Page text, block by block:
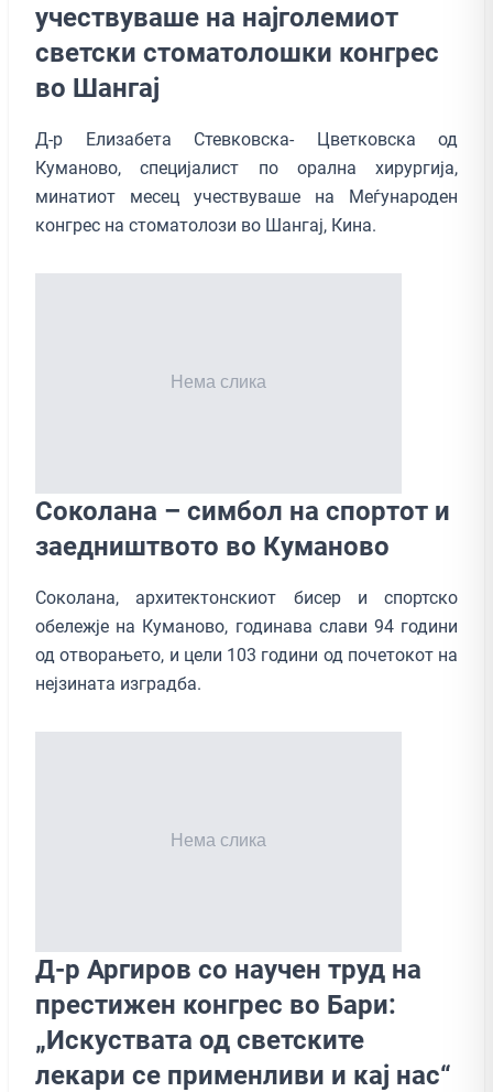
учествуваше на најголемиот
светски стоматолошки конгрес
во Шангај
Д-р Елизабета Стевковска- Цветковска од
Куманово, специјалист по орална хирургија,
минатиот месец учествуваше на Меѓународен
конгрес на стоматолози во Шангај, Кина.
Соколана – симбол на спортот и
заедништвото во Куманово
Соколана, архитектонскиот бисер и спортско
обележје на Куманово, годинава слави 94 години
од отворањето, и цели 103 години од почетокот на
нејзината изградба.
Д-р Аргиров со научен труд на
престижен конгрес во Бари:
„Искуствата од светските
лекари се применливи и кај нас“